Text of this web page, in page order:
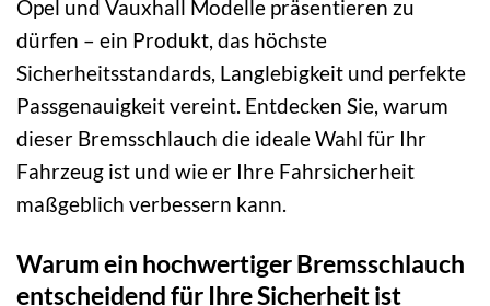
Opel und Vauxhall Modelle präsentieren zu
dürfen – ein Produkt, das höchste
Sicherheitsstandards, Langlebigkeit und perfekte
Passgenauigkeit vereint. Entdecken Sie, warum
dieser Bremsschlauch die ideale Wahl für Ihr
Fahrzeug ist und wie er Ihre Fahrsicherheit
maßgeblich verbessern kann.
Warum ein hochwertiger Bremsschlauch
entscheidend für Ihre Sicherheit ist